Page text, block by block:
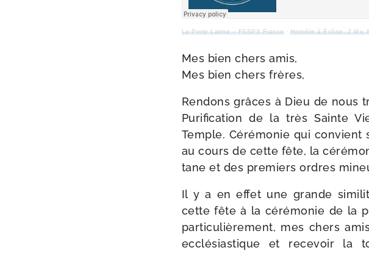
La Porte Latine – FSSPX France·Homélie à Écône, 2 fév.
Mes bien chers amis,
Mes bien chers frères,
Rendons grâces à Dieu de nous
Purification de la très Sainte
Temple. Cérémonie qui convient
au cours de cette fête, la
tane et des pre­miers ordres
Il y a en effet une grande
cette fête à la céré­mo­nie de la
par­ti­cu­liè­re­ment, mes chers
ecclé­sias­tique et rece­voir la